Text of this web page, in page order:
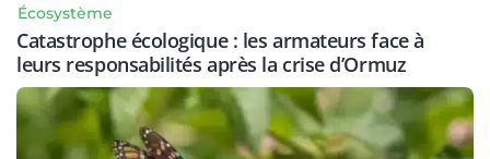
Écosystème
Catastrophe écologique : les armateurs face à
leurs responsabilités après la crise d’Ormuz